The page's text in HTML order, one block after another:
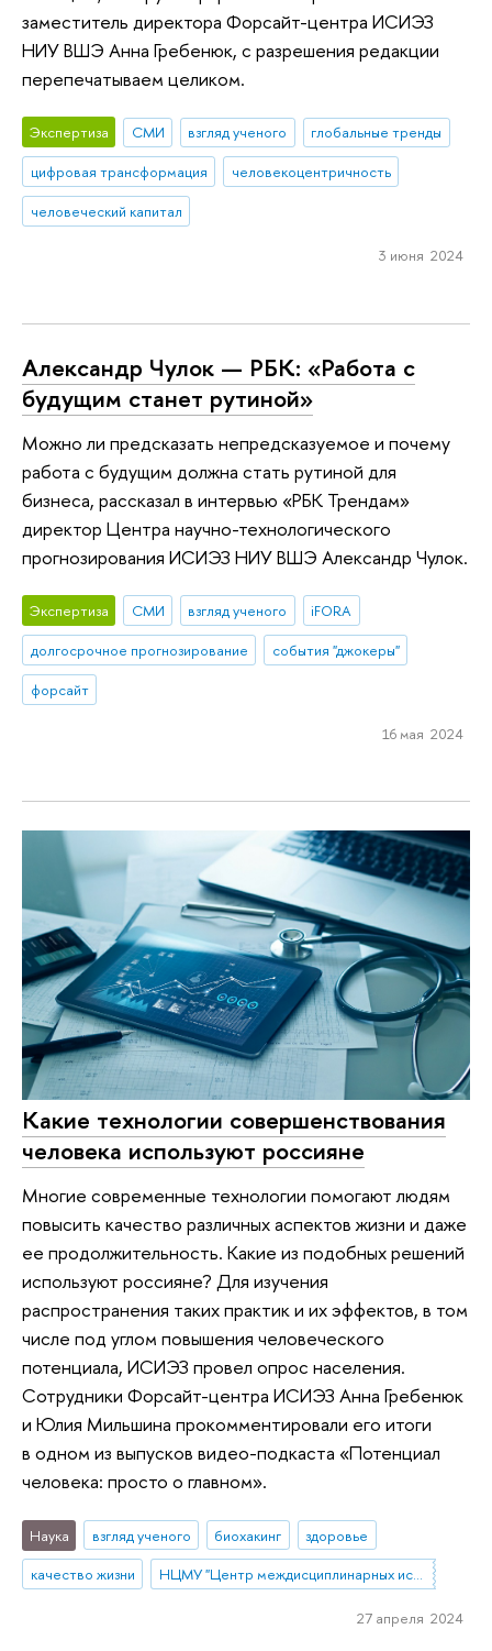
заместитель директора Форсайт-центра ИСИЭЗ
НИУ ВШЭ Анна Гребенюк, с разрешения редакции
перепечатываем целиком.
Экспертиза СМИ взгляд ученого
глобальные тренды
цифровая трансформация
человекоцентричность
человеческий капитал
3 июня 2024
Александр Чулок — РБК: «Работа с
будущим станет рутиной»
Можно ли предсказать непредсказуемое и почему
работа с будущим должна стать рутиной для
бизнеса, рассказал в интервью «РБК Трендам»
директор Центра научно-технологического
прогнозирования ИСИЭЗ НИУ ВШЭ Александр Чулок.
Экспертиза СМИ взгляд ученого
iFORA
долгосрочное прогнозирование
события "джокеры"
форсайт
16 мая 2024
Какие технологии совершенствования
человека используют россияне
Многие современные технологии помогают людям
повысить качество различных аспектов жизни и даже
ее продолжительность. Какие из подобных решений
используют россияне? Для изучения
распространения таких практик и их эффектов, в том
числе под углом повышения человеческого
потенциала, ИСИЭЗ провел опрос населения.
Сотрудники Форсайт-центра ИСИЭЗ Анна Гребенюк
и Юлия Мильшина прокомментировали его итоги
в одном из выпусков видео-подкаста «Потенциал
человека: просто о главном».
Наука взгляд ученого биохакинг
здоровье
качество жизни
НЦМУ "Центр междисциплинарных исследований человеческого потенциала"
27 апреля 2024